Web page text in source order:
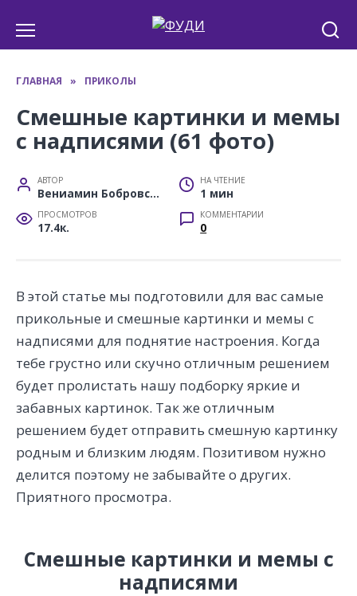
содержанию
ГЛАВНАЯ » ПРИКОЛЫ
Смешные картинки и мемы
с надписями (61 фото)
АВТОР
Вениамин Бобровский
НА ЧТЕНИЕ
1 мин
ПРОСМОТРОВ
17.4к.
КОММЕНТАРИИ
0
В этой статье мы подготовили для вас самые
прикольные и смешные картинки и мемы с
надписями для поднятие настроения. Когда
тебе грустно или скучно отличным решением
будет пролистать нашу подборку яркие и
забавных картинок. Так же отличным
решением будет отправить смешную картинку
родным и близким людям. Позитивом нужно
делится поэтому не забывайте о других.
Приятного просмотра.
Смешные картинки и мемы с
надписями